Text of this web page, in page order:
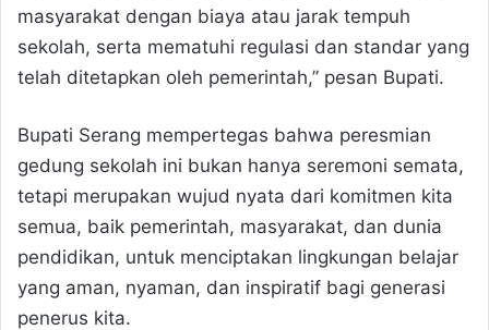
masyarakat dengan biaya atau jarak tempuh
sekolah, serta mematuhi regulasi dan standar yang
telah ditetapkan oleh pemerintah,” pesan Bupati.
Bupati Serang mempertegas bahwa peresmian
gedung sekolah ini bukan hanya seremoni semata,
tetapi merupakan wujud nyata dari komitmen kita
semua, baik pemerintah, masyarakat, dan dunia
pendidikan, untuk menciptakan lingkungan belajar
yang aman, nyaman, dan inspiratif bagi generasi
penerus kita.